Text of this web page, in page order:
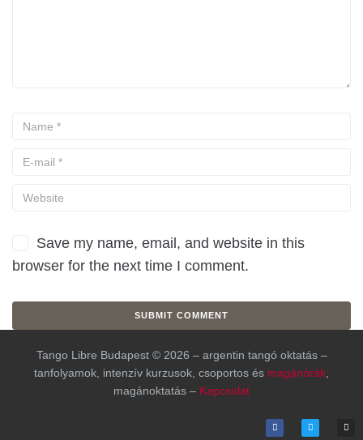
Save my name, email, and website in this
browser for the next time I comment.
Tango Libre Budapest © 2026 – argentin tangó oktatás –
tanfolyamok, intenzív kurzusok, csoportos és magánórák
magánoktatás – Kapcsolat